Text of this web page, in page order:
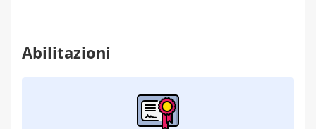
Abilitazioni